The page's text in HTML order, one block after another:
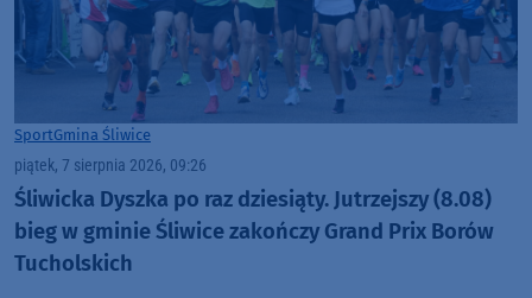
SportGmina Śliwice
piątek, 7 sierpnia 2026, 09:26
Śliwicka Dyszka po raz dziesiąty. Jutrzejszy (8.08)
bieg w gminie Śliwice zakończy Grand Prix Borów
Tucholskich